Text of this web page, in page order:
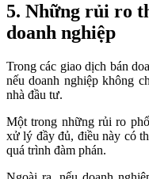
5. Những rủi ro
doanh nghiệp
Trong các giao dịch bán
nếu doanh nghiệp không
nhà đầu tư.
Một trong những rủi ro
xử lý đầy đủ, điều này có
quá trình đàm phán.